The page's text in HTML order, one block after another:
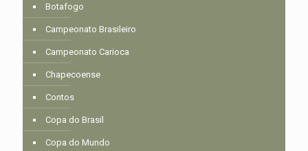
Botafogo
Campeonato Brasileiro
Campeonato Carioca
Chapecoense
Contos
Copa do Brasil
Copa do Mundo